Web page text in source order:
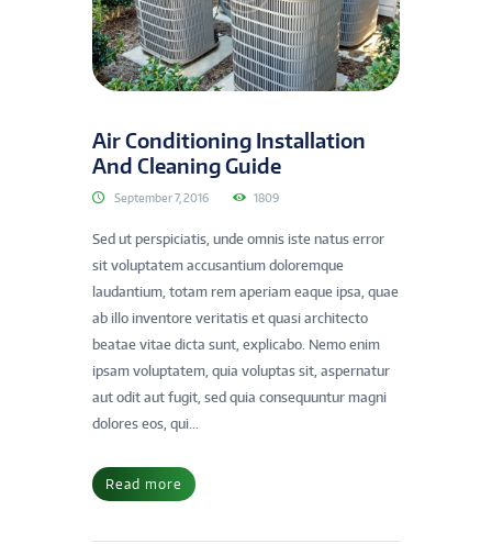
Air Conditioning Installation
And Cleaning Guide
September 7, 2016 1809
Sed ut perspiciatis, unde omnis iste natus error
sit voluptatem accusantium doloremque
laudantium, totam rem aperiam eaque ipsa, quae
ab illo inventore veritatis et quasi architecto
beatae vitae dicta sunt, explicabo. Nemo enim
ipsam voluptatem, quia voluptas sit, aspernatur
aut odit aut fugit, sed quia consequuntur magni
dolores eos, qui...
Read more